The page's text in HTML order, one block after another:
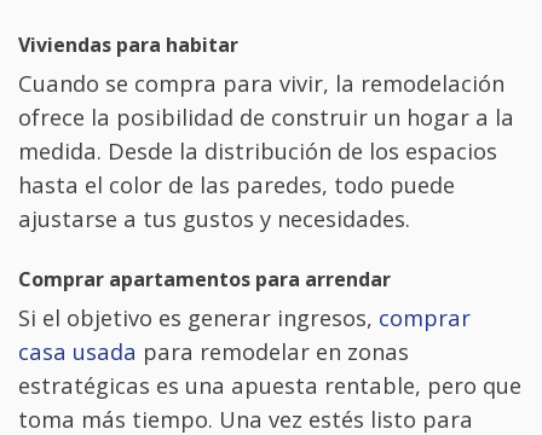
Viviendas para habitar
Cuando se compra para vivir, la remodelación
ofrece la posibilidad de construir un hogar a la
medida. Desde la distribución de los espacios
hasta el color de las paredes, todo puede
ajustarse a tus gustos y necesidades.
Comprar apartamentos para arrendar
Si el objetivo es generar ingresos, comprar
casa usada para remodelar en zonas
estratégicas es una apuesta rentable, pero que
toma más tiempo. Una vez estés listo para